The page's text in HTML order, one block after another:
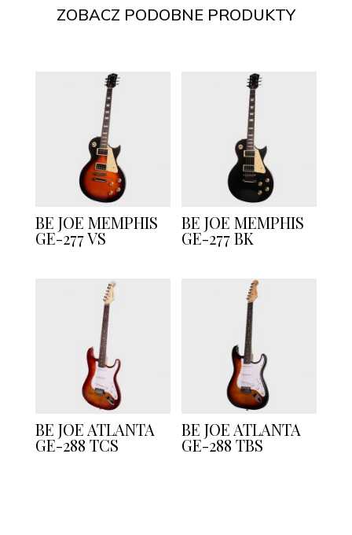
ZOBACZ PODOBNE PRODUKTY
BE JOE MEMPHIS
GE-277 VS
BE JOE MEMPHIS
GE-277 BK
BE JOE ATLANTA
GE-288 TCS
BE JOE ATLANTA
GE-288 TBS